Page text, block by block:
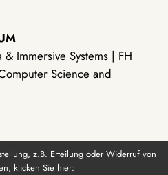
Immersive Systems | FH
Science and
z.B. Erteilung oder Widerruf von
klicken Sie hier: